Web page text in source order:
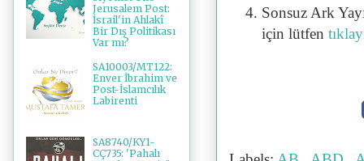
Sonsuz Ark
için lütfen
Jerusalem Post:
İsrail'in Ahlakî
Bir Dış Politikası
Var mı?
SA10003/MT122:
Enver İbrahim ve
Post-İslamcılık
Labirenti
SA8740/KY1-
CÇ735: 'Pahalı